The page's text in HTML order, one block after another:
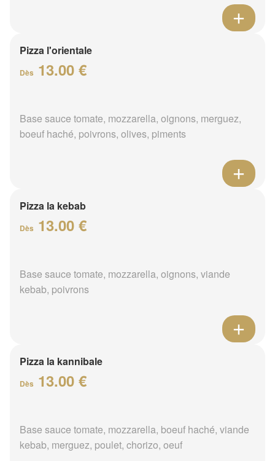
Pizza l'orientale
Dès 13.00 €
Base sauce tomate, mozzarella, oignons, merguez,
boeuf haché, poivrons, olives, piments
Pizza la kebab
Dès 13.00 €
Base sauce tomate, mozzarella, oignons, viande
kebab, poivrons
Pizza la kannibale
Dès 13.00 €
Base sauce tomate, mozzarella, boeuf haché, viande
kebab, merguez, poulet, chorizo, oeuf